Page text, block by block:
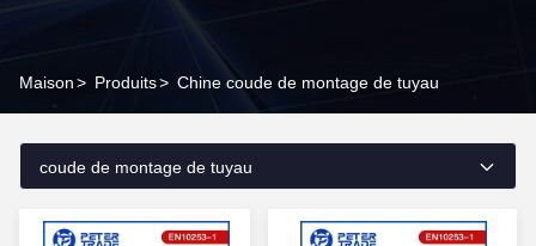
Maison> Produits> Chine coude de montage de tuyau
coude de montage de tuyau